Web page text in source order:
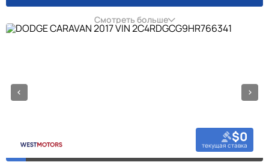
Смотреть больше
$0
текущая ставка